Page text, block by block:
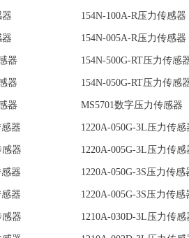
器 154N-100A-R压力传感器
器 154N-005A-R压力传感器
器 154N-500G-RT压力传感
器 154N-050G-RT压力传感
器 MS5701数字压力传感器
器 1220A-050G-3L压力传感
感器 1220A-005G-3L压力传感
器 1220A-050G-3S压力传感
器 1220A-005G-3S压力传感
感器 1210A-030D-3L压力传感